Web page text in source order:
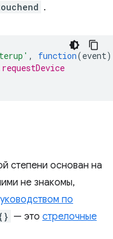
.
, function(event)
степени основан на
не знакомы,
по
— это стрелочные